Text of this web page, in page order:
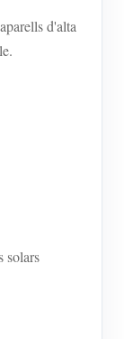
d'alta
solars